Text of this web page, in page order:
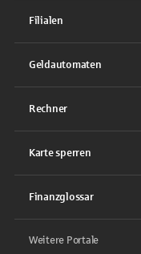
Filialen
Geldautomaten
Rechner
Karte sperren
Finanzglossar
Weitere Portale